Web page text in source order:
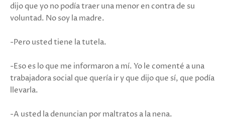
dijo que yo no podía traer una menor en contra de su
voluntad. No soy la madre.
-Pero usted tiene la tutela.
-Eso es lo que me informaron a mí. Yo le comenté a una
trabajadora social que quería ir y que dijo que sí, que podía
llevarla.
-A usted la denuncian por maltratos a la nena.